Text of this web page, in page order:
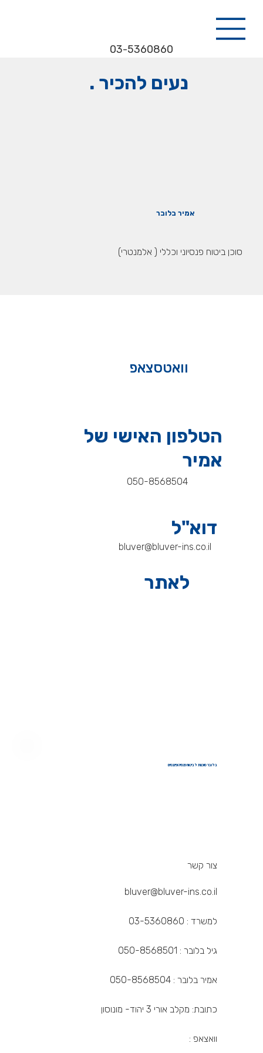
03-5360860
נעים להכיר .
אמיר בלובר
סוכן ביטוח פנסיוני וכללי ( אלמנטרי)
לאתר
דוא"ל
bluver@bluver-ins.co.il
הטלפון האישי של
אמיר
050-8568504
וואטסצאפ
בלובר סוכנות לביטוח פנסיה ופיננסים
צור קשר
bluver@bluver-ins.co.il
למשרד : 03-5360860
גיל בלובר : 050-8568501
אמיר בלובר : 050-8568504
כתובת: מקלב אורי 3 יהוד- מונוסון
וואצאפ :